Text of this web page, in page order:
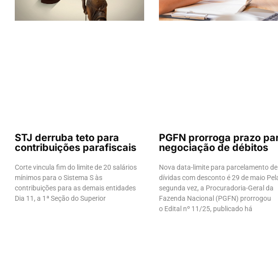
STJ derruba teto para
contribuições parafiscais
Corte vincula fim do limite de 20 salários
mínimos para o Sistema S às
contribuições para as demais entidades
Dia 11, a 1ª Seção do Superior
PGFN prorroga prazo
negociação de débitos
Nova data-limite para parcelamento de
dívidas com desconto é 29 de maio
segunda vez, a Procuradoria-Geral da
Fazenda Nacional (PGFN) prorrogou
o Edital nº 11/25, publicado há